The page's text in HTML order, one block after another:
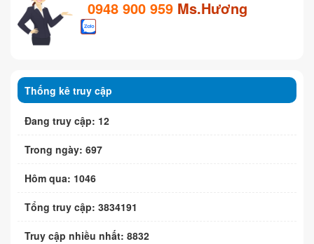
0948 900 959 Ms.Hương
Thống kê truy cập
Đang truy cập: 12
Trong ngày: 697
Hôm qua: 1046
Tổng truy cập: 3834191
Truy cập nhiều nhất: 8832